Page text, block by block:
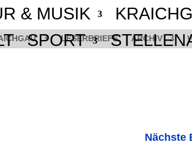
& MUSIK
SPORTLESERBRIEFE ARCHIV
Nächste